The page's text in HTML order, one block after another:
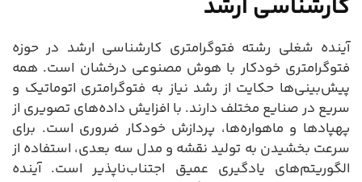
کارشناسی ارشد
آینده شغلی رشته فتوگرامتری کارشناسی ارشد در حوزه
فتوگرامتری خودکار با هوش مصنوعی درخشان است. همه
پیش‌بینی‌ها حکایت از رشد نیاز به فتوگرامتری اتوماتیک و
سریع در صنایع مختلف دارند. با افزایش داده‌های تصویری از
پهپادها و ماهواره‌ها، پردازش خودکار ضروری است. برای
سرعت بخشیدن به تولید نقشه و مدل سه بعدی، استفاده از
الگوریتم‌های یادگیری عمیق اجتناب‌ناپذیر است. آینده